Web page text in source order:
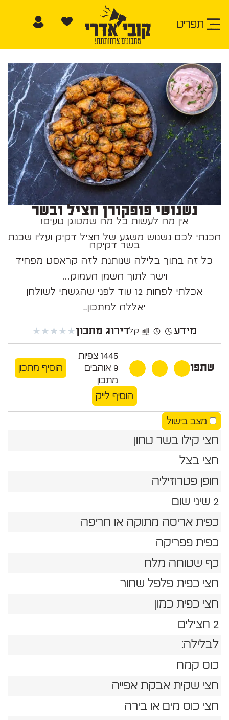
תפריט
נשנושי פופקורן חציל ובשר
אין מה לעשות כל מה שמטוגן טעים!
הכנתי לכם נשנוש משגע של חציל דקיק ועליו שכנת
בשר דקיקה
כל זה בתוך בלילה שנותנת לזה קראסט מפחיד
וישר לתוך השמן העמוק…
אכלתי לפחות 12 עוד לפני שהגשתי לשולחן
יאללה למתכון..
מידע קלדירוג מתכון★
★
★
★
★
שתפו
1445 צפיות
9 אוהבים
מתכון
הוסיף מתכון
הוסיף לייק
מצב בישול
חצי קילו בשר טחון
חצי בצל
חופן פטרוזיליה
2 שיני שום
כפית אריסה מתוקה או חריפה
כפית פפריקה
כף שטוחה מלח
חצי כפית פלפל שחור
חצי כפית כמון
2 חצילים
לבלילה:
כוס קמח
חצי שקית אבקת אפייה
חצי כוס מים או בירה